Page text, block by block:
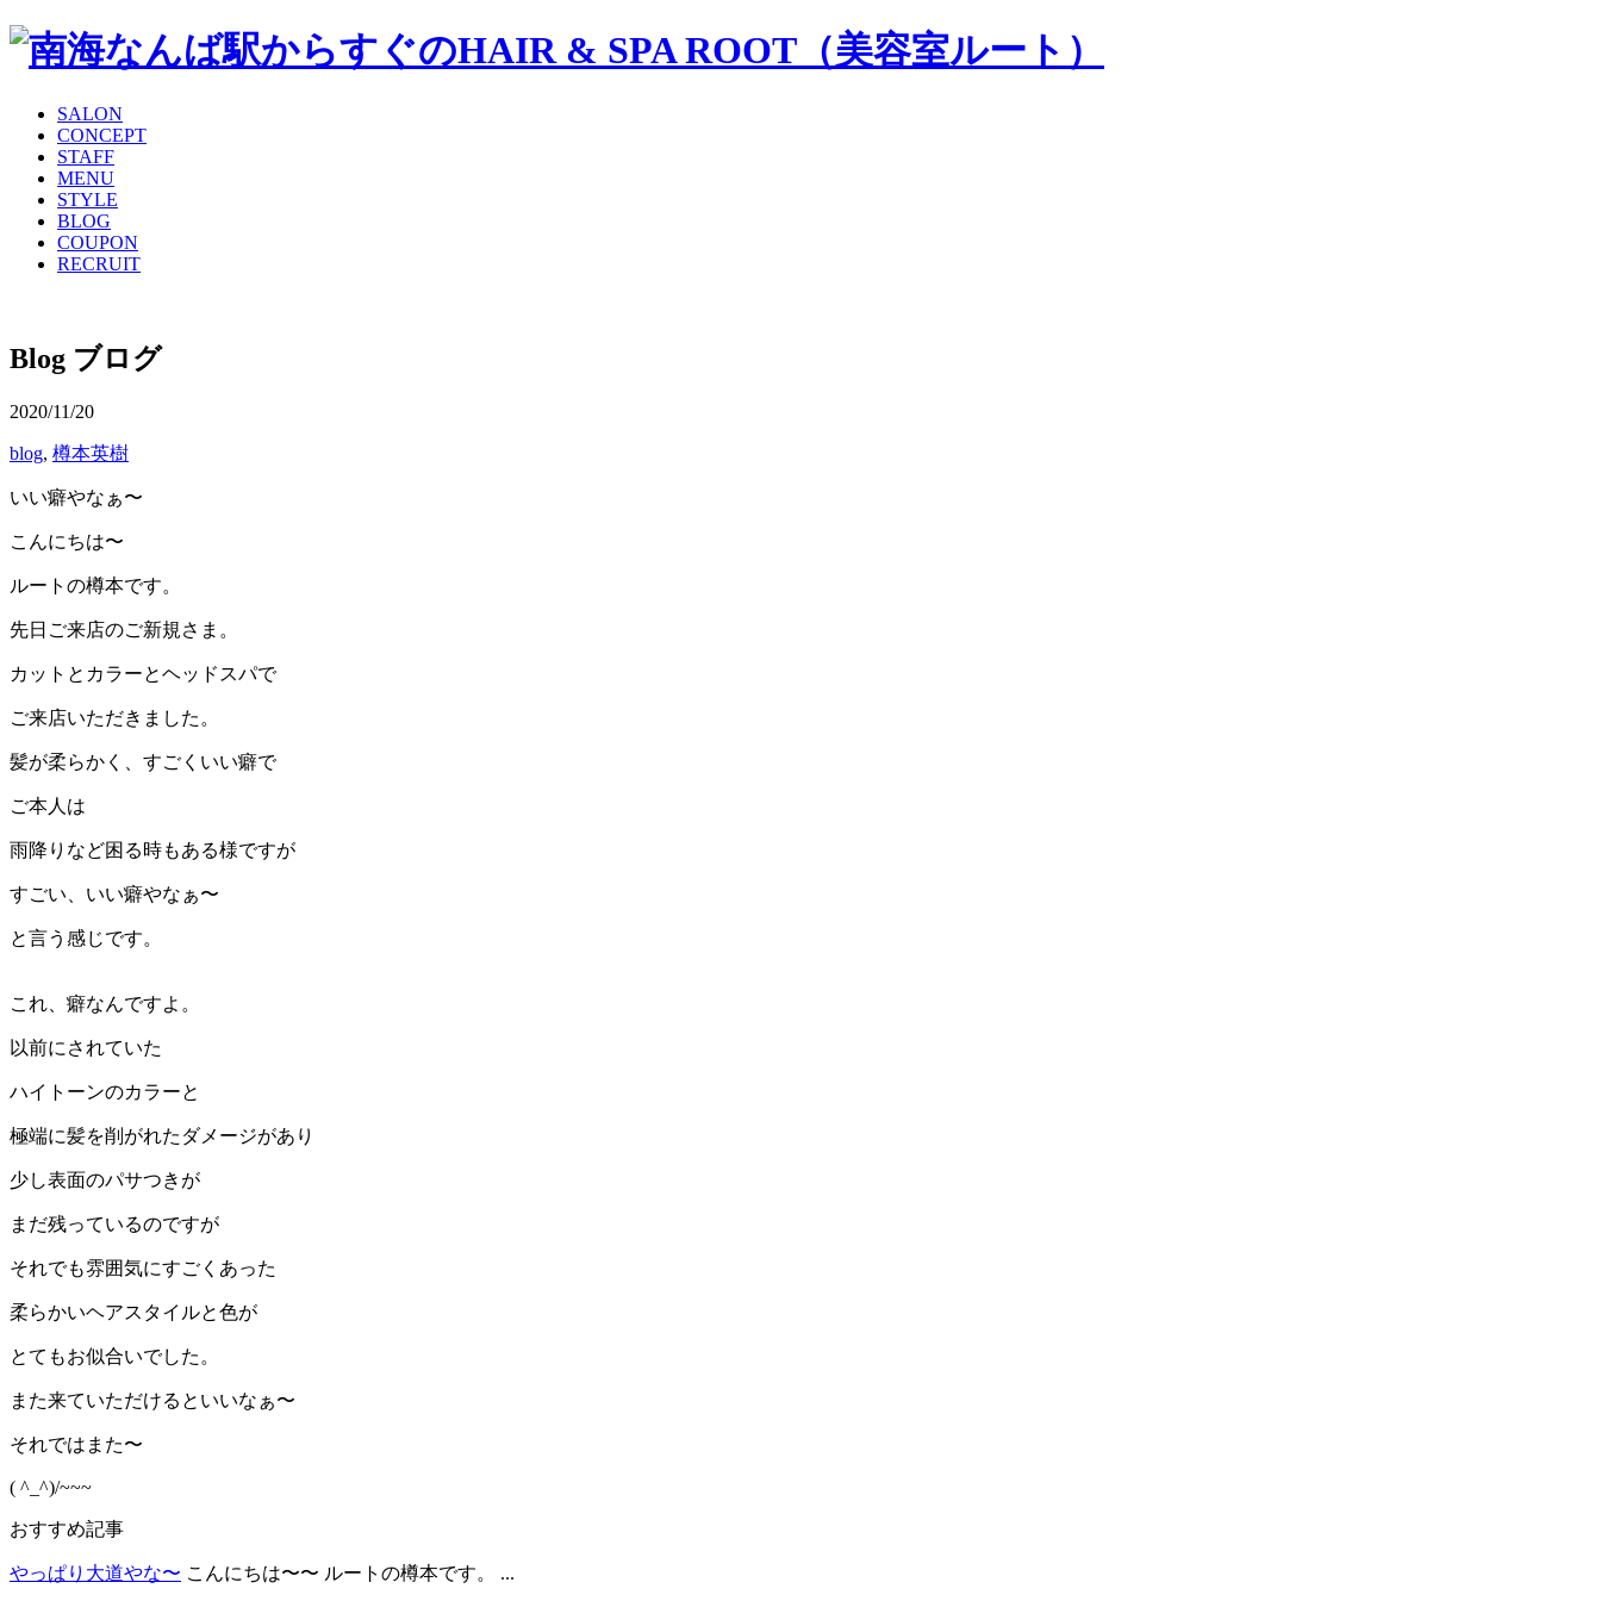
SALON
CONCEPT
STAFF
MENU
STYLE
BLOG
COUPON
RECRUIT
Blog ブログ
2020/11/20
blog, 樽本英樹
いい癖やなぁ〜
こんにちは〜
ルートの樽本です。
先日ご来店のご新規さま。
カットとカラーとヘッドスパで
ご来店いただきました。
髪が柔らかく、すごくいい癖で
ご本人は
雨降りなど困る時もある様ですが
すごい、いい癖やなぁ〜
と言う感じです。
これ、癖なんですよ。
以前にされていた
ハイトーンのカラーと
極端に髪を削がれたダメージがあり
少し表面のパサつきが
まだ残っているのですが
それでも雰囲気にすごくあった
柔らかいヘアスタイルと色が
とてもお似合いでした。
また来ていただけるといいなぁ〜
それではまた〜
( ^_^)/~~~
おすすめ記事
やっぱり大道やな〜 こんにちは〜〜 ルートの樽本です。 ...